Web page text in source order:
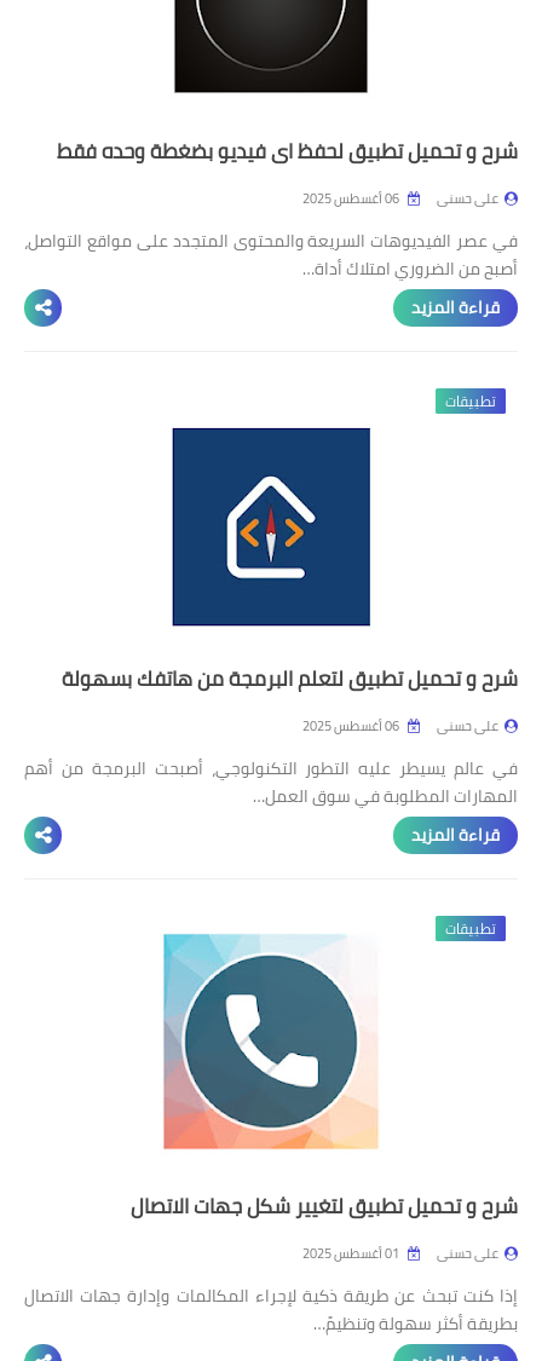
شرح و تحميل تطبيق لحفظ اي فيديو بضغطة وحده فقط
على حسنى
في عصر الفيديوهات السريعة والمحتوى المتجدد على مواقع التواصل،
أصبح من الضروري امتلاك أداة…
قراءة المزيد
تطبيقات
شرح و تحميل تطبيق لتعلم البرمجة من هاتفك بسهولة
على حسنى
في عالم يسيطر عليه التطور التكنولوجي، أصبحت البرمجة من أهم
المهارات المطلوبة في سوق العمل…
قراءة المزيد
تطبيقات
شرح و تحميل تطبيق لتغيير شكل جهات الاتصال
على حسنى
إذا كنت تبحث عن طريقة ذكية لإجراء المكالمات وإدارة جهات الاتصال
بطريقة أكثر سهولة وتنظيمً…